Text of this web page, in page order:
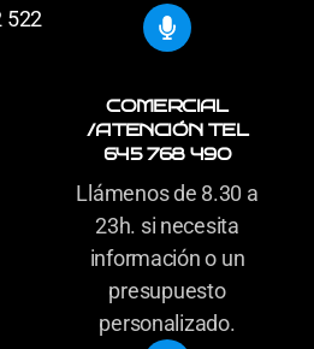
522
COMERCIAL
/ATENCIÓN TEL
645 768 490
Llámenos de 8.30 a
23h. si necesita
información o un
presupuesto
personalizado.